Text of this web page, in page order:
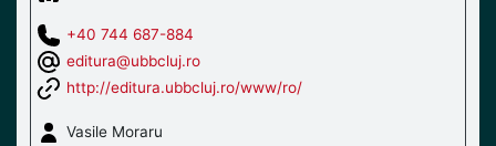
+40 744 687-884
editura@ubbcluj.ro
http://editura.ubbcluj.ro/www/ro/
Vasile Moraru